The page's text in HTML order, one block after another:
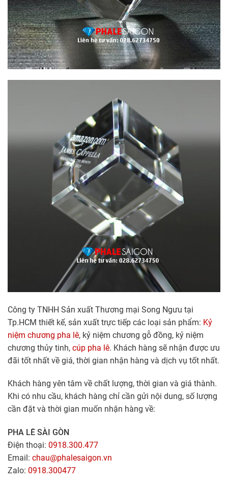
Công ty TNHH Sản xuất Thương mại Song Ngưu tại
Tp.HCM thiết kế, sản xuất trực tiếp các loại sản phẩm: Kỷ
niệm chương pha lê, kỷ niệm chương gỗ đồng, kỷ niệm
chương thủy tinh, cúp pha lê. Khách hàng sẽ nhận được ưu
đãi tốt nhất về giá, thời gian nhận hàng và dịch vụ tốt nhất.
Khách hàng yên tâm về chất lượng, thời gian và giá thành.
Khi có nhu cầu, khách hàng chỉ cần gửi nội dung, số lượng
cần đặt và thời gian muốn nhận hàng về:
PHA LÊ SÀI GÒN
Điện thoại: 0918.300.477
Email: chau@phalesaigon.vn
Zalo: 0918.300477